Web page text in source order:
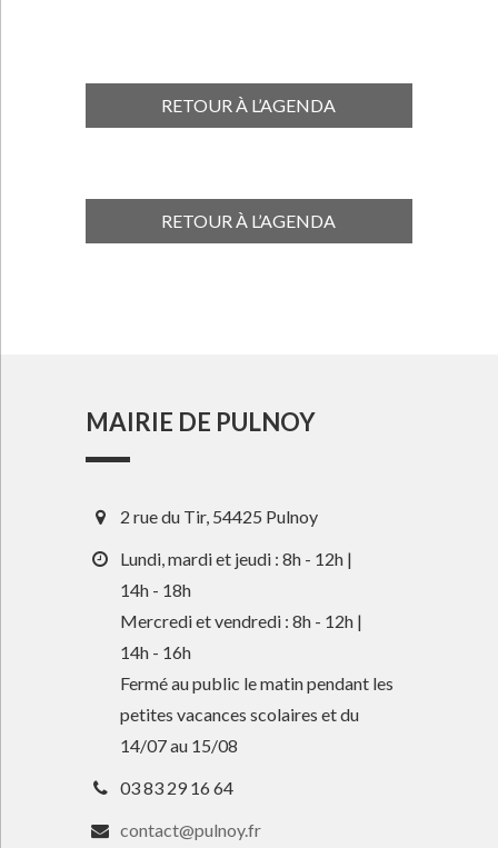
RETOUR À L’AGENDA
RETOUR À L’AGENDA
MAIRIE DE PULNOY
2 rue du Tir, 54425 Pulnoy
Lundi, mardi et jeudi : 8h - 12h |
14h - 18h
Mercredi et vendredi : 8h - 12h |
14h - 16h
Fermé au public le matin pendant les
petites vacances scolaires et du
14/07 au 15/08
03 83 29 16 64
contact@pulnoy.fr